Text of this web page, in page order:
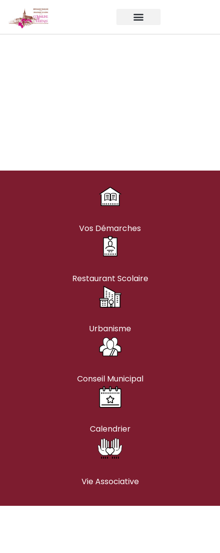
Vos Démarches
Restaurant Scolaire
Urbanisme
Conseil Municipal
Calendrier
Vie Associative